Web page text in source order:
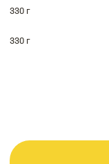
330 г
330 г